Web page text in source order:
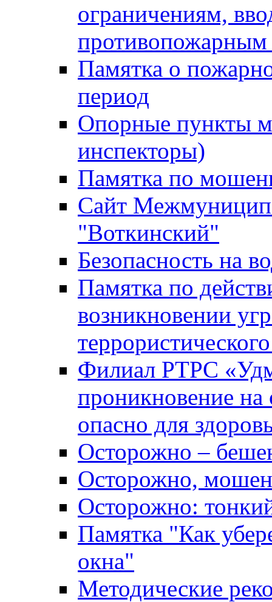
ограничениям,
Памятка о
период
Опорные пункты
инспекторы)
Памятка по
Сайт
"Воткинский"
Безопасность на
Памятка по
возникновении
Филиал РТРС
проникновение на
опасно для
Осторожно –
Осторожно,
Осторожно:
Памятка "Как
окна"
Методические